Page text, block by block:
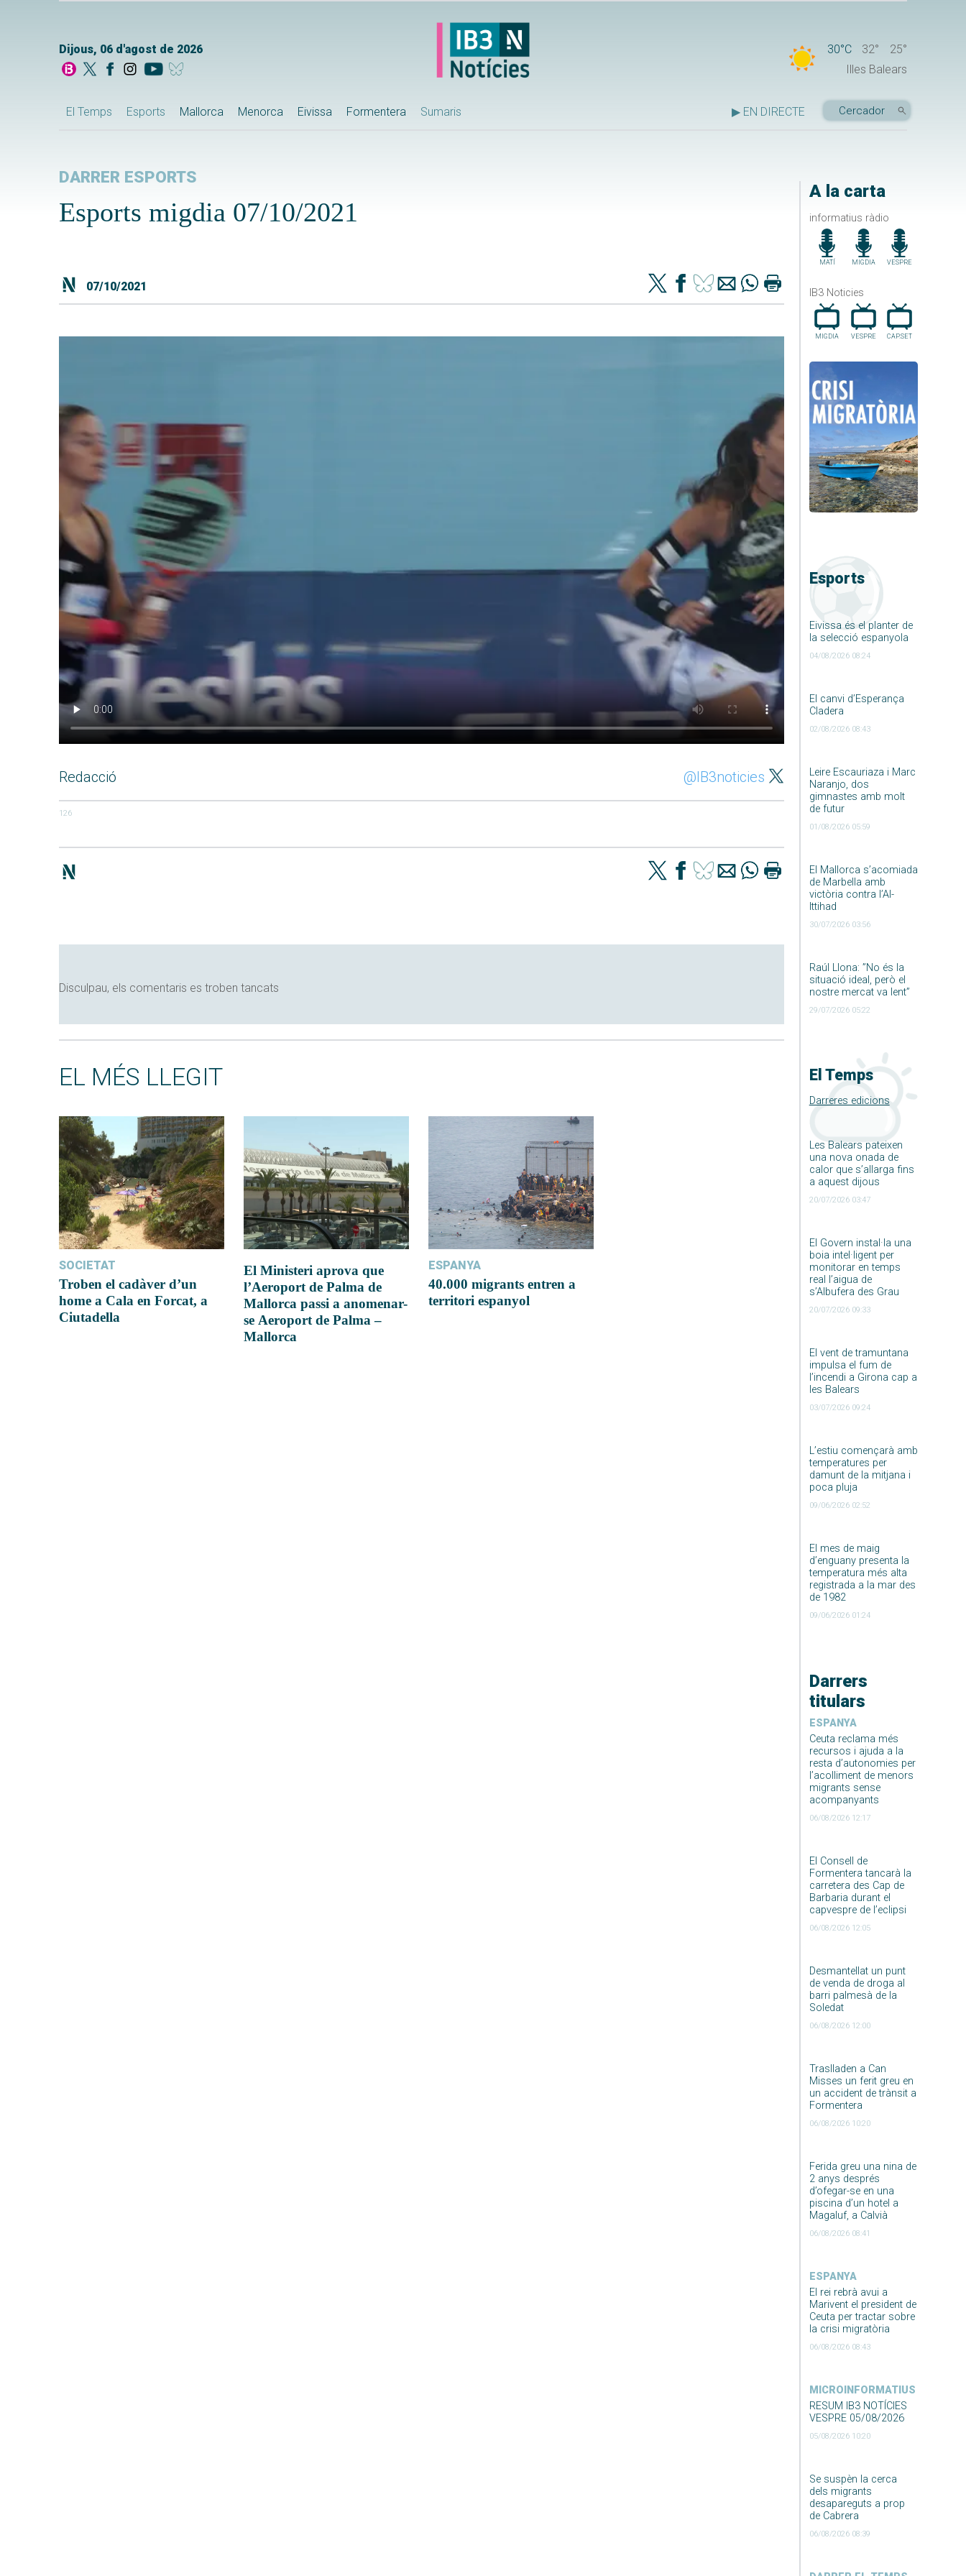
Dijous, 06 d'agost de 2026 30°C 32°
25°
Illes Balears
El Temps Esports Mallorca Menorca Eivissa Formentera Sumaris ▶ EN DIRECTE
A la carta
informatius ràdio
MATÍ MIGDIA VESPRE
IB3 Noticies
MIGDIA VESPRE CAP.SET
Esports
Eivissa és el planter de
la selecció espanyola
04/08/2026 08:24
El canvi d’Esperança
Cladera
02/08/2026 08:43
Leire Escauriaza i Marc
Naranjo, dos
gimnastes amb molt
de futur
01/08/2026 05:59
El Mallorca s’acomiada
de Marbella amb
victòria contra l’Al-
Ittihad
30/07/2026 03:56
Raúl Llona: ”No és la
situació ideal, però el
nostre mercat va lent”
29/07/2026 05:22
El Temps
Darreres edicions
Les Balears pateixen
una nova onada de
calor que s’allarga fins
a aquest dijous
20/07/2026 03:47
El Govern instal·la una
boia intel·ligent per
monitorar en temps
real l’aigua de
s’Albufera des Grau
20/07/2026 09:33
El vent de tramuntana
impulsa el fum de
l’incendi a Girona cap a
les Balears
03/07/2026 09:24
L’estiu començarà amb
temperatures per
damunt de la mitjana i
poca pluja
09/06/2026 02:52
El mes de maig
d’enguany presenta la
temperatura més alta
registrada a la mar des
de 1982
09/06/2026 01:24
Darrers
titulars
ESPANYA
Ceuta reclama més
recursos i ajuda a la
resta d’autonomies per
l’acolliment de menors
migrants sense
acompanyants
06/08/2026 12:17
El Consell de
Formentera tancarà la
carretera des Cap de
Barbaria durant el
capvespre de l’eclipsi
06/08/2026 12:05
Desmantellat un punt
de venda de droga al
barri palmesà de la
Soledat
06/08/2026 12:00
Traslladen a Can
Misses un ferit greu en
un accident de trànsit a
Formentera
06/08/2026 10:20
Ferida greu una nina de
2 anys després
d’ofegar-se en una
piscina d’un hotel a
Magaluf, a Calvià
06/08/2026 08:41
ESPANYA
El rei rebrà avui a
Marivent el president de
Ceuta per tractar sobre
la crisi migratòria
06/08/2026 08:43
MICROINFORMATIUS
RESUM IB3 NOTÍCIES
VESPRE 05/08/2026
05/08/2026 10:20
Se suspèn la cerca
dels migrants
desapareguts a prop
de Cabrera
06/08/2026 08:39
DARRER ESPORTS
Esports migdia 07/10/2021
07/10/2021
Redacció @IB3noticies
126
Disculpau, els comentaris es troben tancats
EL MÉS LLEGIT
SOCIETAT
Troben el cadàver d’un
home a Cala en Forcat, a
Ciutadella
El Ministeri aprova que
l’Aeroport de Palma de
Mallorca passi a anomenar-
se Aeroport de Palma –
Mallorca
ESPANYA
40.000 migrants entren a
territori espanyol